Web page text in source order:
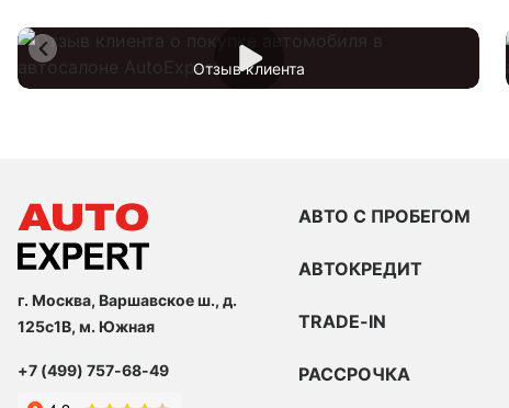
Отзыв клиента
г. Москва, Варшавское ш., д.
125с1В, м. Южная
+7 (499) 757-68-49
АВТО С ПРОБЕГОМ
АВТОКРЕДИТ
TRADE-IN
РАССРОЧКА